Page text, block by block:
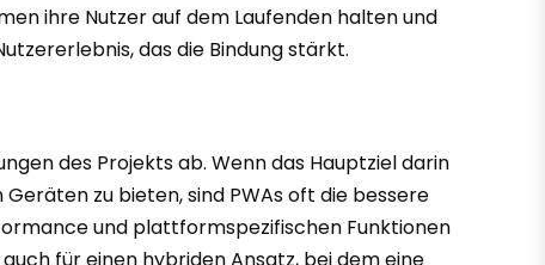
ihre Nutzer auf dem Laufenden halten und
das die Bindung stärkt.
des Projekts ab. Wenn das Hauptziel darin
zu bieten, sind PWAs oft die bessere
und plattformspezifischen Funktionen